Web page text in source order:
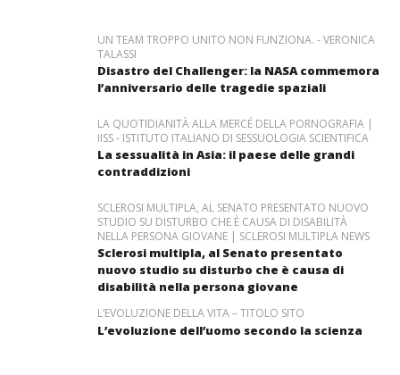
UN TEAM TROPPO UNITO NON FUNZIONA. - VERONICA
TALASSI
Disastro del Challenger: la NASA commemora
l’anniversario delle tragedie spaziali
LA QUOTIDIANITÀ ALLA MERCÉ DELLA PORNOGRAFIA |
IISS - ISTITUTO ITALIANO DI SESSUOLOGIA SCIENTIFICA
La sessualità in Asia: il paese delle grandi
contraddizioni
SCLEROSI MULTIPLA, AL SENATO PRESENTATO NUOVO
STUDIO SU DISTURBO CHE È CAUSA DI DISABILITÀ
NELLA PERSONA GIOVANE | SCLEROSI MULTIPLA NEWS
Sclerosi multipla, al Senato presentato
nuovo studio su disturbo che è causa di
disabilità nella persona giovane
L’EVOLUZIONE DELLA VITA – TITOLO SITO
L’evoluzione dell’uomo secondo la scienza